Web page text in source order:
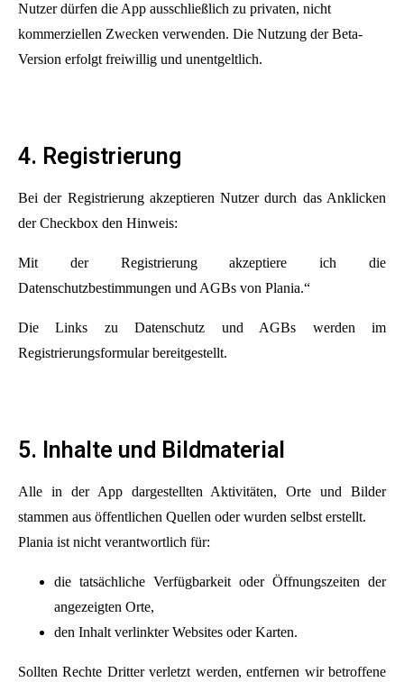
Nutzer dürfen die App ausschließlich zu privaten, nicht
kommerziellen Zwecken verwenden. Die Nutzung der Beta-
Version erfolgt freiwillig und unentgeltlich.
4. Registrierung
Bei der Registrierung akzeptieren Nutzer durch das Anklicken
der Checkbox den Hinweis:
Mit der Registrierung akzeptiere ich die
Datenschutzbestimmungen und AGBs von Plania.“
Die Links zu Datenschutz und AGBs werden im
Registrierungsformular bereitgestellt.
5. Inhalte und Bildmaterial
Alle in der App dargestellten Aktivitäten, Orte und Bilder
stammen aus öffentlichen Quellen oder wurden selbst erstellt.
Plania ist nicht verantwortlich für:
die tatsächliche Verfügbarkeit oder Öffnungszeiten der
angezeigten Orte,
den Inhalt verlinkter Websites oder Karten.
Sollten Rechte Dritter verletzt werden, entfernen wir betroffene